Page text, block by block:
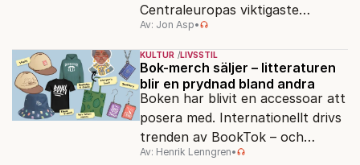
Centraleuropas viktigaste
filmfestival – en plats där
Hollywoodglans möter
egensinnighet.
Av: Jon Asp•
KULTUR LIVSSTIL
Bok-merch säljer – litteraturen
blir en prydnad bland andra
Boken har blivit en accessoar att
posera med. Internationellt drivs
trenden av BookTok – och
förlagen följer efter.
Av: Henrik Lenngren•